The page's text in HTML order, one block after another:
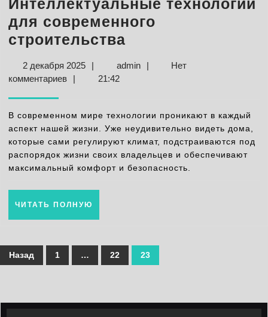
Интеллектуальные технологии
для современного
строительства
для
современного
строительства
2 декабря 20252
декабря
| adminadmin
|
Нет
комментариев
| 21:42
В современном мире технологии проникают в каждый
аспект нашей жизни. Уже неудивительно видеть дома,
которые сами регулируют климат, подстраиваются под
распорядок жизни своих владельцев и обеспечивают
максимальный комфорт и безопасность.
ЧИТАТЬ ПОЛНУЮ
Пагинация
записей
Назад 1 … 22 23